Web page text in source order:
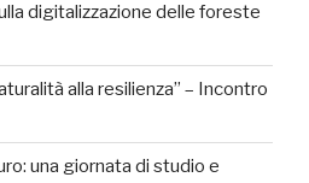
digitalizzazione delle foreste
alla resilienza” – Incontro
una giornata di studio e